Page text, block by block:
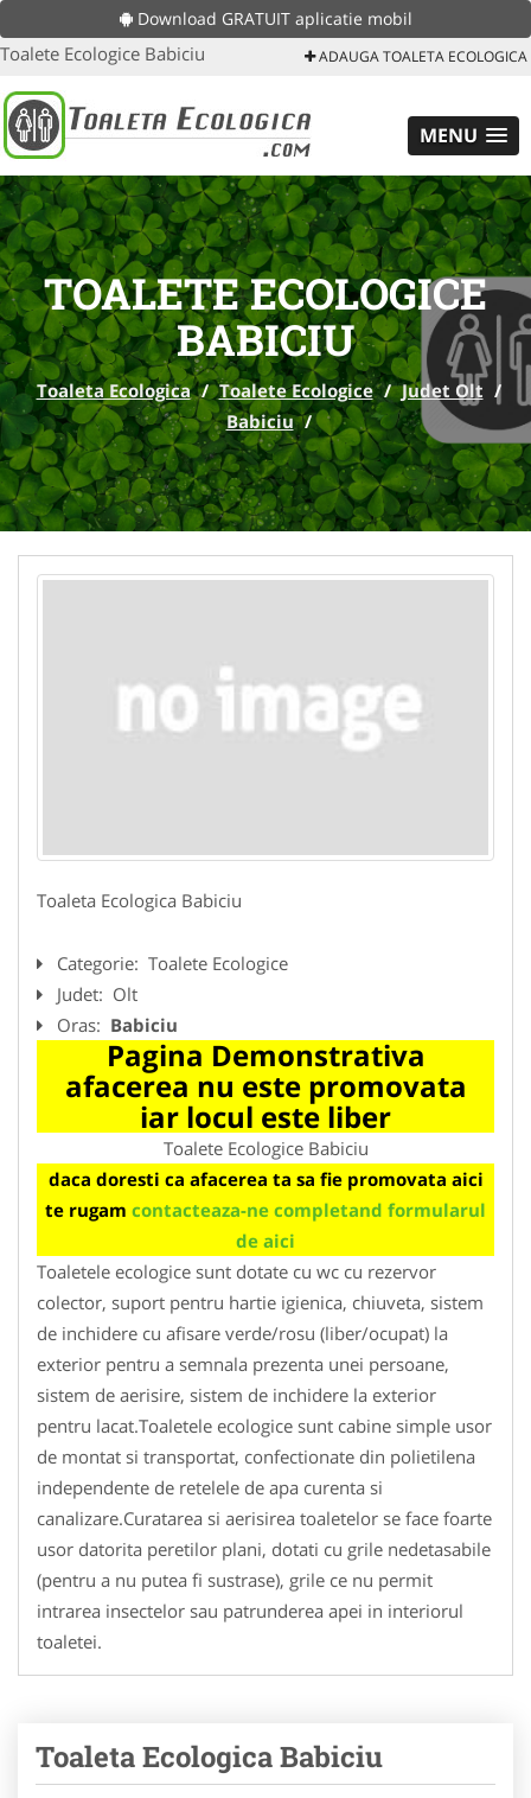
Download GRATUIT aplicatie mobil
Toalete Ecologice Babiciu ADAUGA TOALETA ECOLOGICA
MENU
TOALETE ECOLOGICE
BABICIU
Toaleta Ecologica / Toalete Ecologice / Judet Olt /
Babiciu /
Toaleta Ecologica Babiciu
Categorie: Toalete Ecologice
Judet: Olt
Oras: Babiciu
Pagina Demonstrativa
afacerea nu este promovata
iar locul este liber
Toalete Ecologice Babiciu
daca doresti ca afacerea ta sa fie promovata aici
te rugam contacteaza-ne completand formularul
de aici
Toaletele ecologice sunt dotate cu wc cu rezervor
colector, suport pentru hartie igienica, chiuveta, sistem
de inchidere cu afisare verde/rosu (liber/ocupat) la
exterior pentru a semnala prezenta unei persoane,
sistem de aerisire, sistem de inchidere la exterior
pentru lacat.Toaletele ecologice sunt cabine simple usor
de montat si transportat, confectionate din polietilena
independente de retelele de apa curenta si
canalizare.Curatarea si aerisirea toaletelor se face foarte
usor datorita peretilor plani, dotati cu grile nedetasabile
(pentru a nu putea fi sustrase), grile ce nu permit
intrarea insectelor sau patrunderea apei in interiorul
toaletei.
Toaleta Ecologica Babiciu